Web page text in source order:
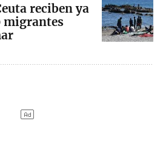
reciben ya
migrantes